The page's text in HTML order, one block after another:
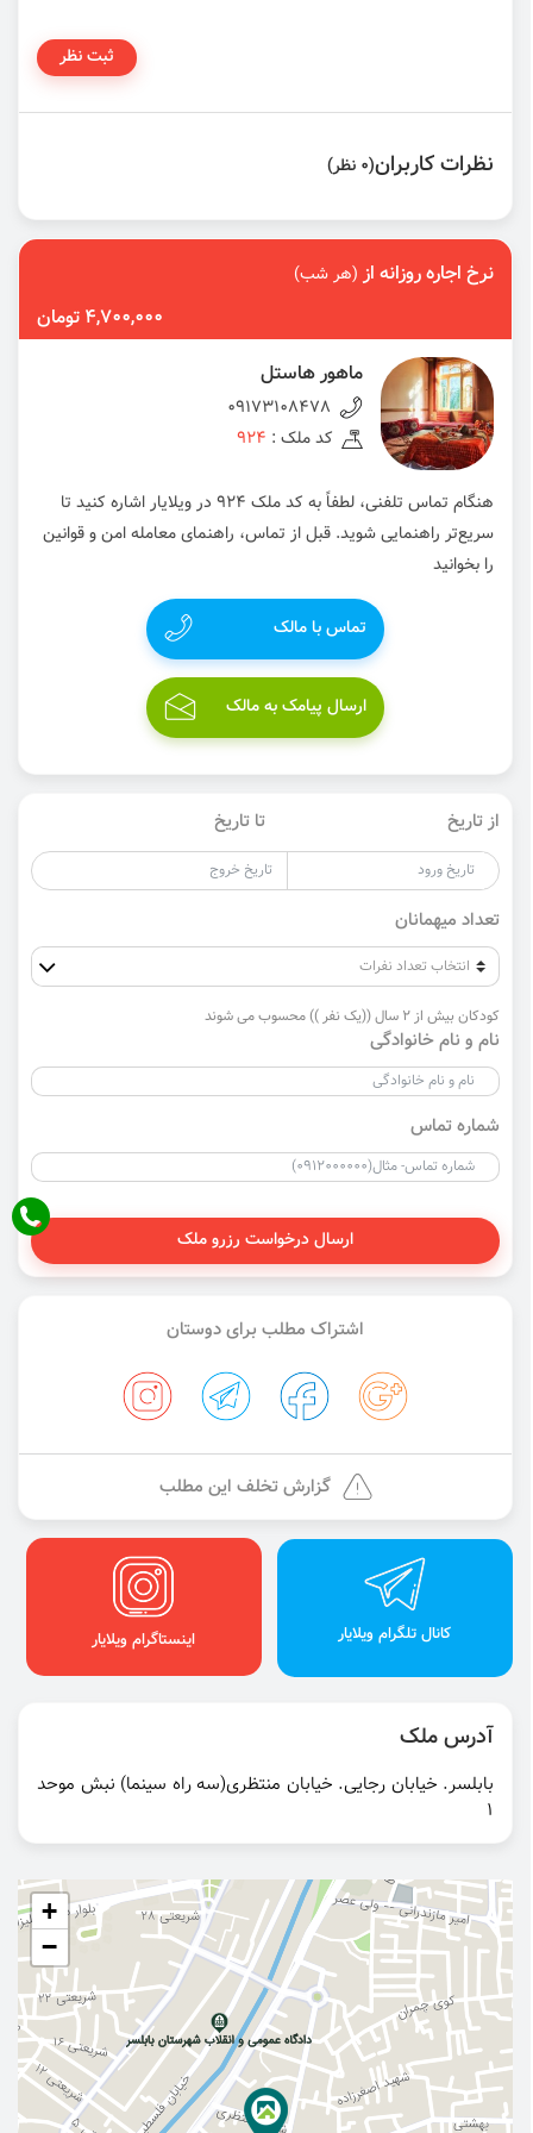
ثبت نظر
نظرات کاربران(0 نظر)
نرخ اجاره روزانه از(هر شب)
4,700,000 تومان
ماهور هاستل
09173108478
کد ملک : 924
هنگام تماس تلفنی، لطفاً به کد ملک 924 در ویلایار اشاره کنید تا
سریع‌تر راهنمایی شوید. قبل از تماس، راهنمای معامله امن و قوانین
را بخوانید
تماس با مالک
ارسال پیامک به مالک
از تاریخ تا تاریخ
تعداد میهمانان
کودکان بیش از 2 سال ((یک نفر )) محسوب می شوند
نام و نام خانوادگی
شماره تماس
ارسال درخواست رزرو ملک
اشتراک مطلب برای دوستان
گزارش تخلف این مطلب
کانال تلگرام ویلایار اینستاگرام ویلایار
آدرس ملک
بابلسر. خیابان رجایی. خیابان منتظری(سه راه سینما) نبش موحد
۱
+
−